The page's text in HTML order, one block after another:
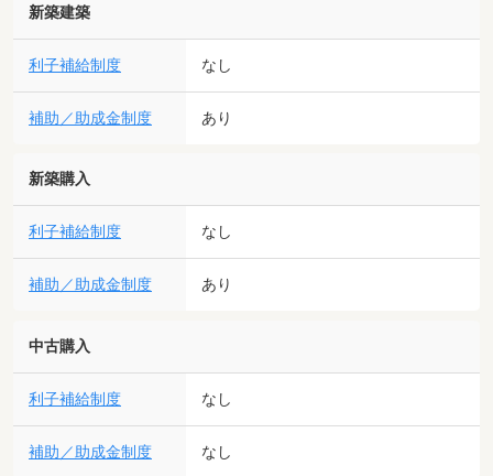
新築建築
利子補給制度 なし
補助／助成金制度 あり
新築購入
利子補給制度 なし
補助／助成金制度 あり
中古購入
利子補給制度 なし
補助／助成金制度 なし